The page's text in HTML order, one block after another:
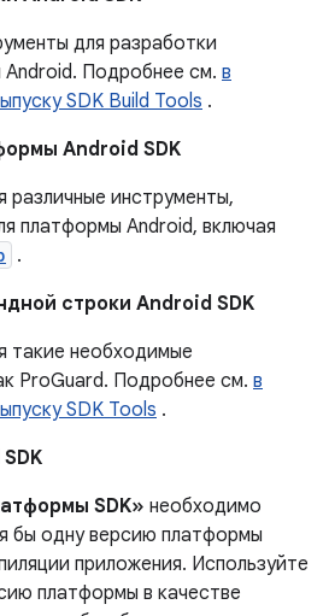
для разработки
Android. Подробнее см. в
SDK Build Tools .
Android SDK
различные инструменты,
платформы Android, включая
.
строки Android SDK
такие необходимые
ProGuard. Подробнее см. в
SDK Tools .
SDK» необходимо
бы одну версию платформы
приложения. Используйте
платформы в качестве